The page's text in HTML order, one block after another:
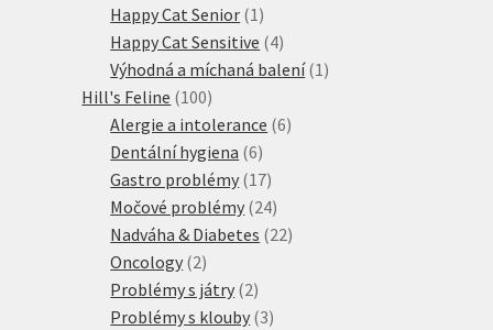
produkty
Happy Cat Senior 1 1
produkt
Happy Cat Sensitive 44
produkty
Výhodná a míchaná balení 1 1
Hill's Feline 100100
produktů
Alergie a intolerance 66
Dentální hygiena 66
produktů
Gastro problémy 1717
produktů
Močové problémy 2424
produktů
Nadváha & Diabetes 2222
Oncology 22
produkty
Problémy s játry 22
produkty
Problémy s klouby 33